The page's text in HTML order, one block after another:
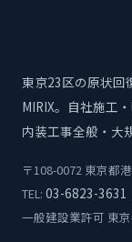
東京23区の原状回
MIRIX。自社施工
内装工事全般・大
〒108-0072 東京都
TEL: 03-6823-3631
一般建設業許可 東